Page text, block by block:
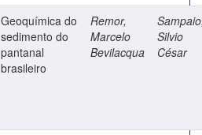
Geoquímica do
sedimento do
pantanal
brasileiro
Remor,
Marcelo
Bevilacqua
Silvio
César